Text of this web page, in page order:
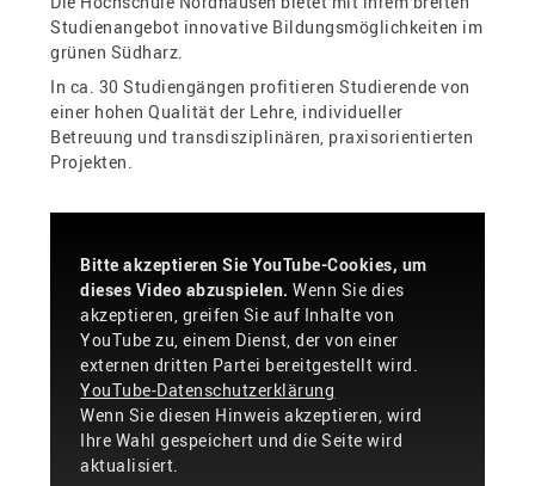
Studienangebot innovative Bildungsmöglichkeiten im
grünen Südharz.
In ca. 30 Studiengängen profitieren Studierende von
einer hohen Qualität der Lehre, individueller
Betreuung und transdisziplinären, praxisorientierten
Projekten.
Bitte akzeptieren Sie YouTube-Cookies, um
dieses Video abzuspielen. Wenn Sie dies
akzeptieren, greifen Sie auf Inhalte von
YouTube zu, einem Dienst, der von einer
externen dritten Partei bereitgestellt wird.
YouTube-Datenschutzerklärung
Wenn Sie diesen Hinweis akzeptieren, wird
Ihre Wahl gespeichert und die Seite wird
aktualisiert.